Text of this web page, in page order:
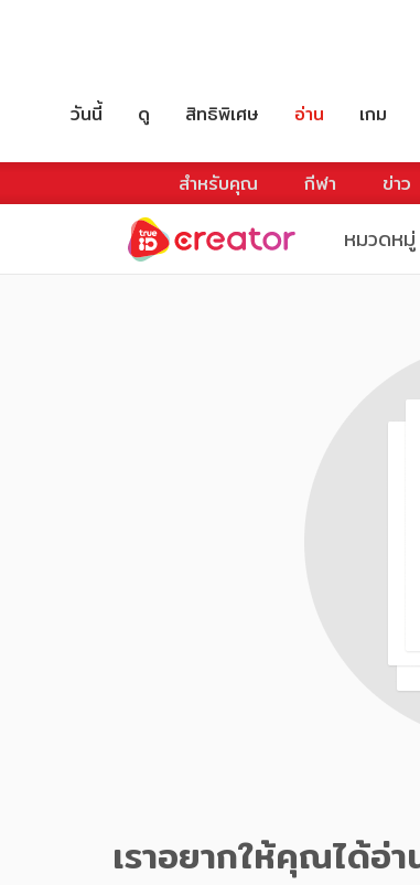
วันนี้ ดู สิทธิพิเศษ อ่าน เกม
สำหรับคุณ กีฬา ข่าว
หมวดหมู่
เราอยากให้คุณได้อ่า